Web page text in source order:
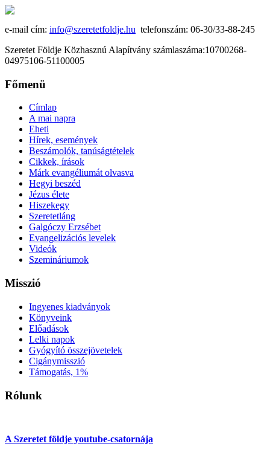
e-mail cím: info@szeretetfoldje.hu telefonszám: 06-30/33-88-245
Szeretet Földje Közhasznú Alapítvány számlaszáma:10700268-
04975106-51100005
Főmenü
Címlap
A mai napra
Eheti
Hírek, események
Beszámolók, tanúságtételek
Cikkek, írások
Márk evangéliumát olvasva
Hegyi beszéd
Jézus élete
Hiszekegy
Szeretetláng
Galgóczy Erzsébet
Evangelizációs levelek
Videók
Szemináriumok
Misszió
Ingyenes kiadványok
Könyveink
Előadások
Lelki napok
Gyógyító összejövetelek
Cigánymisszió
Támogatás, 1%
Rólunk
A Szeretet földje youtube-csatornája